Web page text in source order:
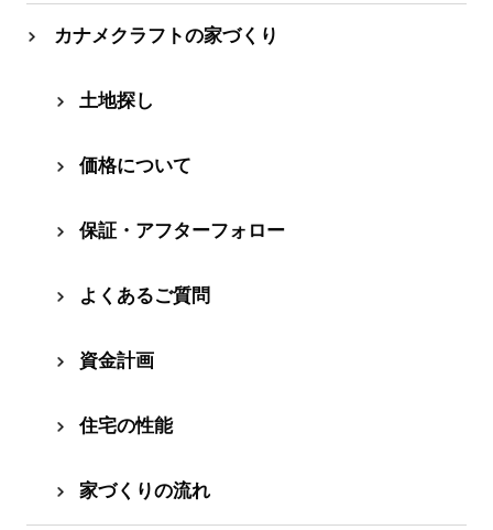
カナメクラフトの家づくり
⼟地探し
価格について
保証・アフターフォロー
よくあるご質問
資⾦計画
住宅の性能
家づくりの流れ